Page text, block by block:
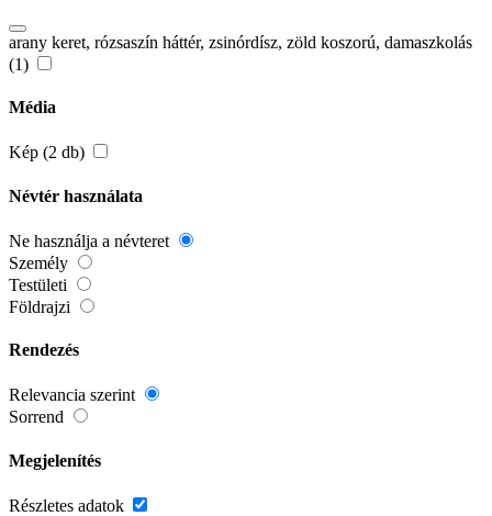
arany keret, rózsaszín háttér, zsinórdísz, zöld koszorú, damaszkolás
(1)
Média
Kép (2 db)
Névtér használata
Ne használja a névteret
Személy
Testületi
Földrajzi
Rendezés
Relevancia szerint
Sorrend
Megjelenítés
Részletes adatok